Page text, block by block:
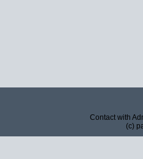
Contact with
(c)